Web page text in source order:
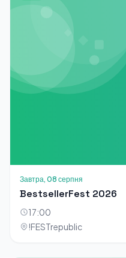
Завтра, 08 серпня
BestsellerFest 2026
17:00
!FESTrepublic